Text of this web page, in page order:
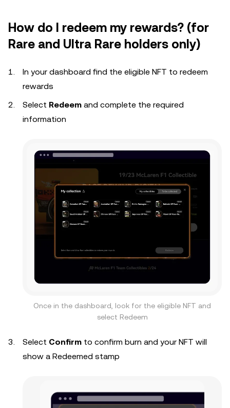
How do I redeem my rewards? (for
Rare and Ultra Rare holders only)
In your dashboard find the eligible NFT to redeem
rewards
Select Redeem and complete the required
information
Once in the dashboard, look for the eligible NFT and
select Redeem
Select Confirm to confirm burn and your NFT will
show a Redeemed stamp